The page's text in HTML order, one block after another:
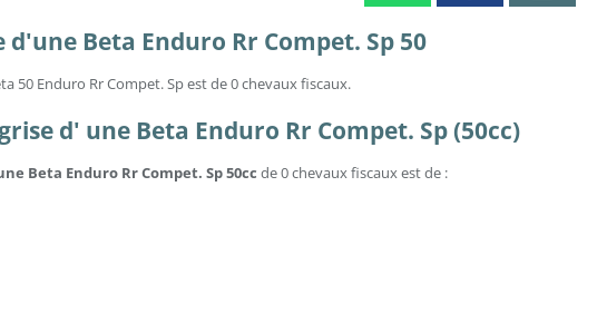
d'une Beta Enduro Rr Compet. Sp 50
50 Enduro Rr Compet. Sp est de 0 chevaux fiscaux.
d' une Beta Enduro Rr Compet. Sp (50cc)
Beta Enduro Rr Compet. Sp 50cc de 0 chevaux fiscaux est de :